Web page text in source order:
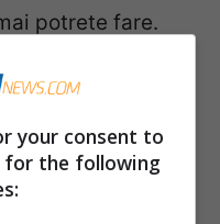
potrete fare.
da rispettare,
che partono.
dove fermarvie
Sceglierete voi
con un
your consent to
for the following